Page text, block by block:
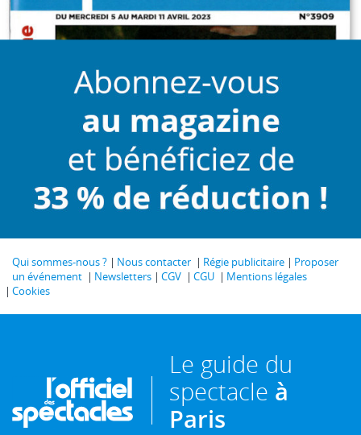
Qui sommes-nous ? Nous contacter Régie publicitaire
Proposer
un événement
Newsletters CGV CGU
Mentions légales
Cookies
Le guide du
spectacle à
Paris